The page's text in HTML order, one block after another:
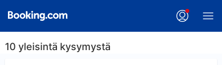
10 yleisintä kysymystä